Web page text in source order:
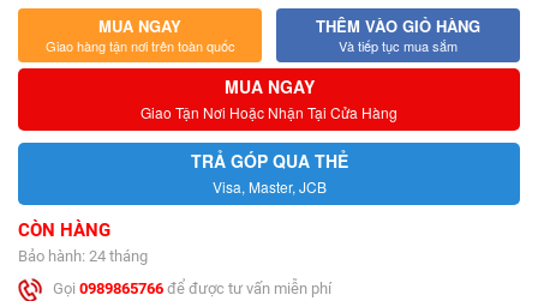
MUA NGAY
Giao hàng tận nơi trên toàn quốc
THÊM VÀO GIỎ HÀNG
Và tiếp tục mua sắm
MUA NGAY
Giao Tận Nơi Hoặc Nhận Tại Cửa Hàng
TRẢ GÓP QUA THẺ
Visa, Master, JCB
CÒN HÀNG
Bảo hành: 24 tháng
Gọi 0989865766 để được tư vấn miễn phí